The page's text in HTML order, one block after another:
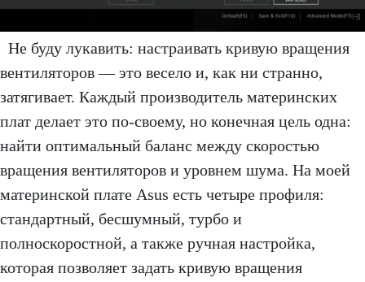
Не буду лукавить: настраивать кривую вращения
вентиляторов — это весело и, как ни странно,
затягивает. Каждый производитель материнских
плат делает это по-своему, но конечная цель одна:
найти оптимальный баланс между скоростью
вращения вентиляторов и уровнем шума. На моей
материнской плате Asus есть четыре профиля:
стандартный, бесшумный, турбо и
полноскоростной, а также ручная настройка,
которая позволяет задать кривую вращения